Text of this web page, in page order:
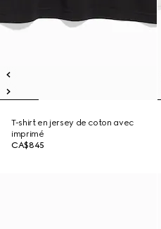
T-shirt en jersey de coton avec
imprimé
CA$845